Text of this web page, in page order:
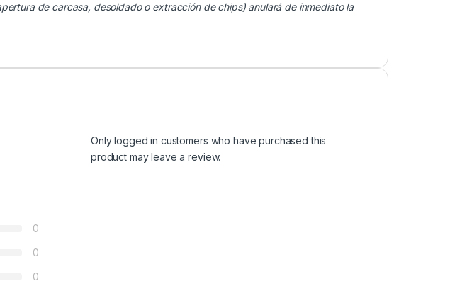
de carcasa, desoldado o extracción de chips) anulará de inmediato la
0
0
0
Only logged in customers who have purchased this
product may leave a review.